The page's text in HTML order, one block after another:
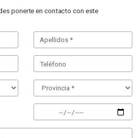
ponerte en contacto con este